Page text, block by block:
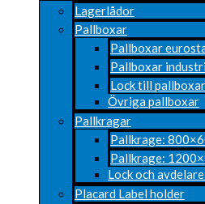
Lagerlådor
Pallboxar
Pallboxar
Pallboxar
Lock till pallboxar
Övriga pallboxar
Pallkragar
Pallkrage:
Pallkrage:
Lock och
Placard Label holder